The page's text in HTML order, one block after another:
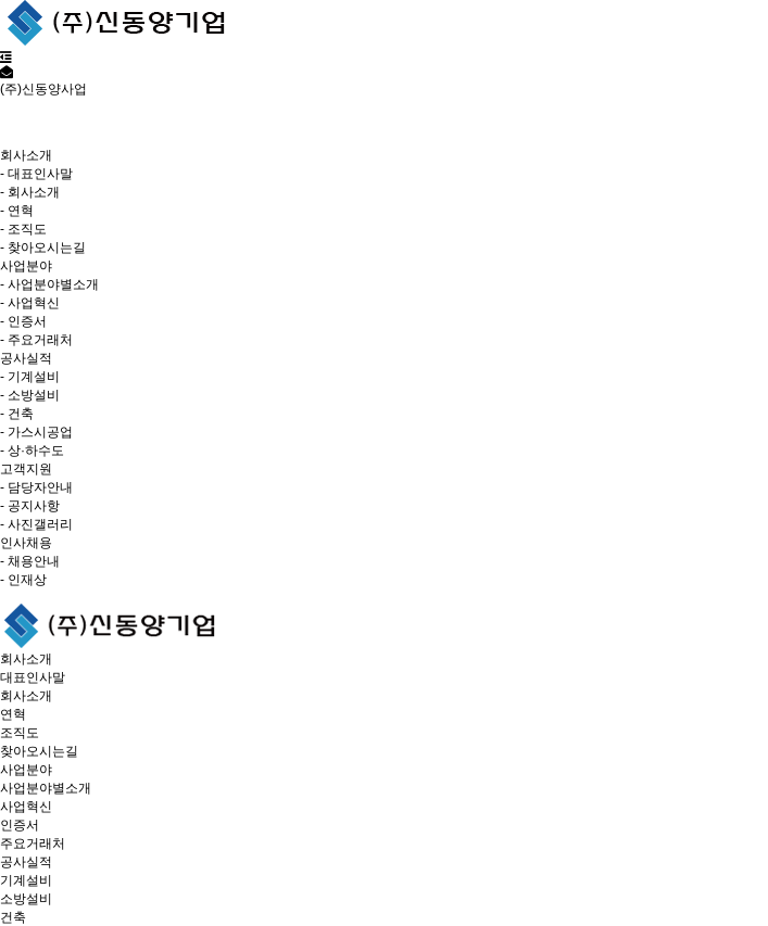
(주)신동양사업
회사소개
- 대표인사말
- 회사소개
- 연혁
- 조직도
- 찾아오시는길
사업분야
- 사업분야별소개
- 사업혁신
- 인증서
- 주요거래처
공사실적
- 기계설비
- 소방설비
- 건축
- 가스시공업
- 상·하수도
고객지원
- 담당자안내
- 공지사항
- 사진갤러리
인사채용
- 채용안내
- 인재상
회사소개
대표인사말
회사소개
연혁
조직도
찾아오시는길
사업분야
사업분야별소개
사업혁신
인증서
주요거래처
공사실적
기계설비
소방설비
건축